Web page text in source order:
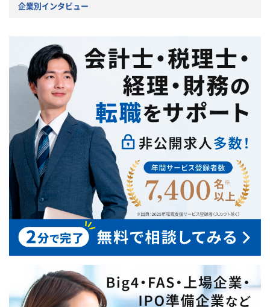
企業別インタビュー